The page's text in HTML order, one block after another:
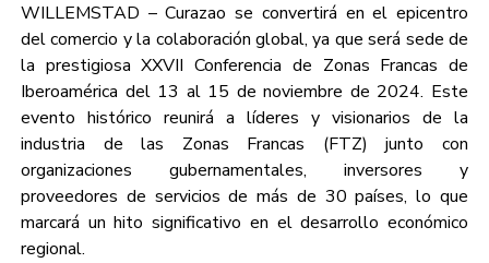
WILLEMSTAD – Curazao se convertirá en el epicentro
del comercio y la colaboración global, ya que será sede de
la prestigiosa XXVII Conferencia de Zonas Francas de
Iberoamérica del 13 al 15 de noviembre de 2024. Este
evento histórico reunirá a líderes y visionarios de la
industria de las Zonas Francas (FTZ) junto con
organizaciones gubernamentales, inversores y
proveedores de servicios de más de 30 países, lo que
marcará un hito significativo en el desarrollo económico
regional.